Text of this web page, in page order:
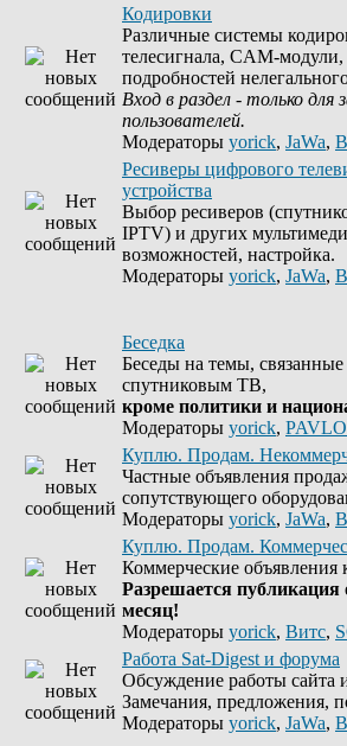
Кодировки
Различные системы
телесигнала, CAM-
подробностей
Вход в раздел - только для
пользователей.
Модераторы yorick, JaWa,
Ресиверы цифрового
устройства
Выбор ресиверов
IPTV) и других
возможностей, настройка.
Модераторы yorick, JaWa,
Беседка
Беседы на темы,
спутниковым ТВ,
кроме политики и
Модераторы yorick,
Куплю. Продам.
Частные объявления
сопутствующего
Модераторы yorick, JaWa,
Куплю. Продам.
Коммерческие
Разрешается
месяц!
Модераторы yorick, Витс,
Работа Sat-Digest и форума
Обсуждение работы сайта
Замечания, предложения,
Модераторы yorick, JaWa,